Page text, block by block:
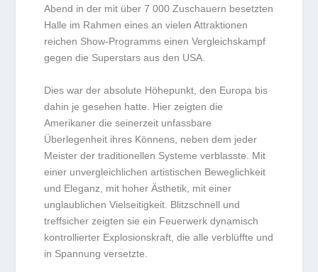
Abend in der mit über 7 000 Zuschauern besetzten
Halle im Rahmen eines an vielen Attraktionen
reichen Show-Programms einen Vergleichskampf
gegen die Superstars aus den USA.
Dies war der absolute Höhepunkt, den Europa bis
dahin je gesehen hatte. Hier zeigten die
Amerikaner die seinerzeit unfassbare
Überlegenheit ihres Könnens, neben dem jeder
Meister der traditionellen Systeme verblasste. Mit
einer unvergleichlichen artistischen Beweglichkeit
und Eleganz, mit hoher Ästhetik, mit einer
unglaublichen Vielseitigkeit. Blitzschnell und
treffsicher zeigten sie ein Feuerwerk dynamisch
kontrollierter Explosionskraft, die alle verblüffte und
in Spannung versetzte.